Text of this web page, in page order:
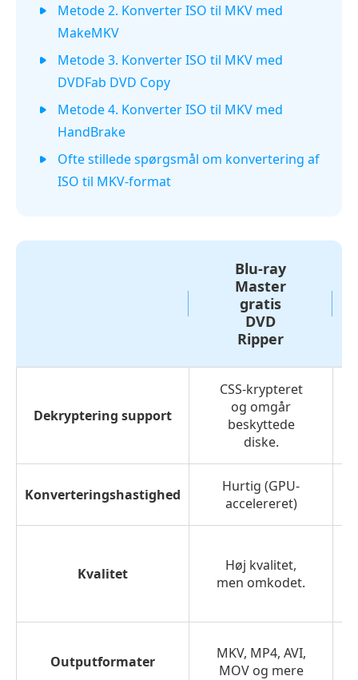
Metode 2. Konverter ISO til MKV med
MakeMKV
Metode 3. Konverter ISO til MKV med
DVDFab DVD Copy
Metode 4. Konverter ISO til MKV med
HandBrake
Ofte stillede spørgsmål om konvertering af
ISO til MKV-format
Blu-ray
Master
gratis
DVD
Ripper
Dekryptering support
CSS-krypteret
og omgår
beskyttede
diske.
Konverteringshastighed
Hurtig (GPU-
accelereret)
Kvalitet
Høj kvalitet,
men omkodet.
Outputformater
MKV, MP4, AVI,
MOV og mere